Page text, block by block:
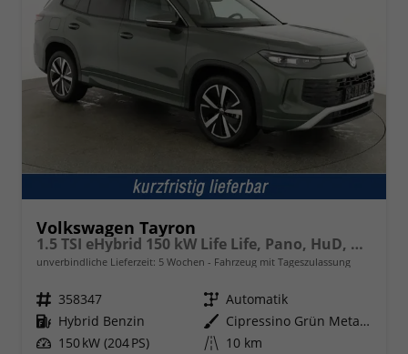
Volkswagen Tayron
1.5 TSI eHybrid 150 kW Life Life, Pano, HuD, AHK, AreaView, Side, Navi, Winter, 5-J. Garantie
unverbindliche Lieferzeit: 5 Wochen Fahrzeug mit Tageszulassung
Fahrzeugnr. 358347 Getriebe Automatik
Kraftstoff Hybrid Benzin Außenfarbe
Cipressino Grün Metallic
Leistung 150 kW (204 PS) Kilometerstand 10 km